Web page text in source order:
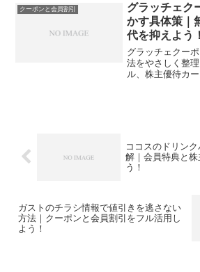
クーポンと会員割引
グラッチェク
かす具体策｜
代を抑えよう！
グラッチェクー
法をやさしく整
ル、株主優待カ
ココスのドリン
解｜会員特典と
う！
ガストのチラシ情報で値引きを逃さない
方法｜クーポンと会員割引をフル活用し
よう！